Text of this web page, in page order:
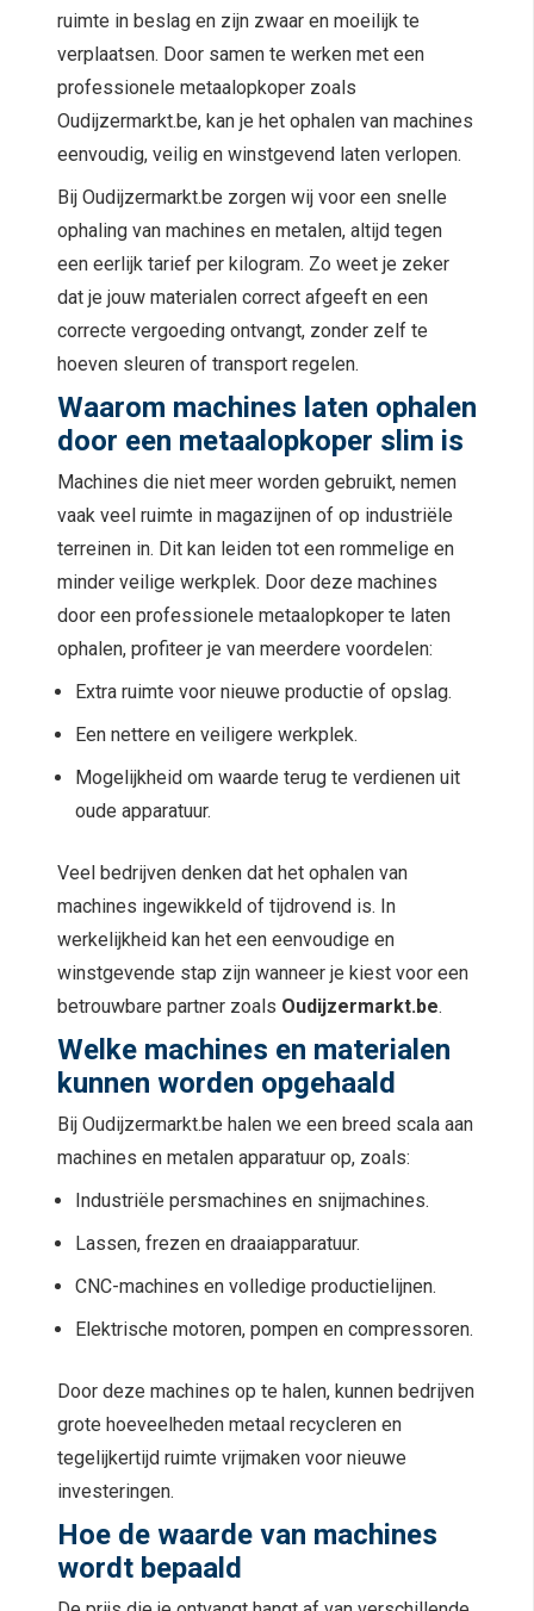
ruimte in beslag en zijn zwaar en moeilijk te
verplaatsen. Door samen te werken met een
professionele metaalopkoper zoals
Oudijzermarkt.be, kan je het ophalen van machines
eenvoudig, veilig en winstgevend laten verlopen.
Bij Oudijzermarkt.be zorgen wij voor een snelle
ophaling van machines en metalen, altijd tegen
een eerlijk tarief per kilogram. Zo weet je zeker
dat je jouw materialen correct afgeeft en een
correcte vergoeding ontvangt, zonder zelf te
hoeven sleuren of transport regelen.
Waarom machines laten ophalen
door een metaalopkoper slim is
Machines die niet meer worden gebruikt, nemen
vaak veel ruimte in magazijnen of op industriële
terreinen in. Dit kan leiden tot een rommelige en
minder veilige werkplek. Door deze machines
door een professionele metaalopkoper te laten
ophalen, profiteer je van meerdere voordelen:
Extra ruimte voor nieuwe productie of opslag.
Een nettere en veiligere werkplek.
Mogelijkheid om waarde terug te verdienen uit
oude apparatuur.
Veel bedrijven denken dat het ophalen van
machines ingewikkeld of tijdrovend is. In
werkelijkheid kan het een eenvoudige en
winstgevende stap zijn wanneer je kiest voor een
betrouwbare partner zoals Oudijzermarkt.be.
Welke machines en materialen
kunnen worden opgehaald
Bij Oudijzermarkt.be halen we een breed scala aan
machines en metalen apparatuur op, zoals:
Industriële persmachines en snijmachines.
Lassen, frezen en draaiapparatuur.
CNC-machines en volledige productielijnen.
Elektrische motoren, pompen en compressoren.
Door deze machines op te halen, kunnen bedrijven
grote hoeveelheden metaal recycleren en
tegelijkertijd ruimte vrijmaken voor nieuwe
investeringen.
Hoe de waarde van machines
wordt bepaald